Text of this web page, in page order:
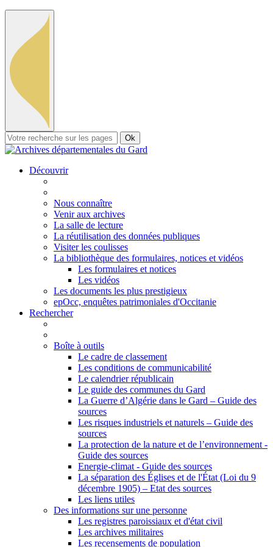
Ok
Découvrir
Nous connaître
Venir aux archives
La salle de lecture
La réutilisation des données publiques
Visiter les coulisses
La bibliothèque des formulaires, notices et vidéos
Les formulaires et notices
Les vidéos
Les documents les plus prestigieux
epOcc, enquêtes patrimoniales d'Occitanie
Rechercher
Boîte à outils
Le cadre de classement
Les conditions de communicabilité
Le calendrier républicain
Le guide des communes du Gard
La Guerre d’Algérie dans le Gard – Guide des
sources
Les risques industriels et naturels – Guide des
sources
La protection de la nature et de l’environnement -
Guide des sources
Energie-climat - Guide des sources
La séparation des Églises et de l'État (Loi du 9
décembre 1905) – Etat des sources
Les liens utiles
Des informations sur une personne
Les registres paroissiaux et d'état civil
Les archives militaires
Les recensements de population